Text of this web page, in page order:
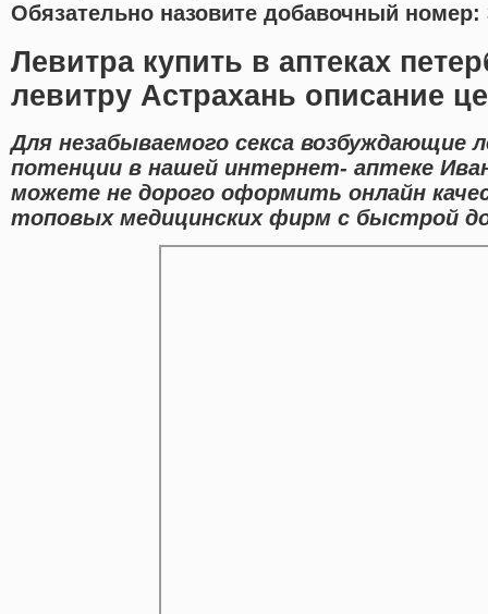
Обязательно назовите добавочный номер:
Левитра купить в аптеках
левитру Астрахань описание
Для незабываемого секса возбуждающие
потенции в нашей интернет- аптеке
можете не дорого оформить онлайн
топовых медицинских фирм с быстрой